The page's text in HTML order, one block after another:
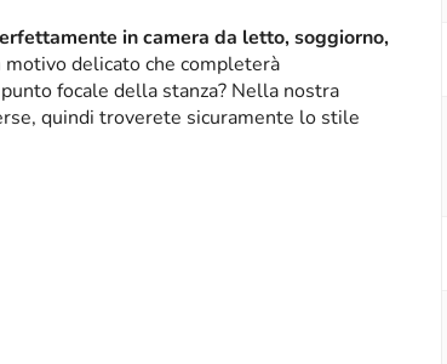
in camera da letto, soggiorno,
motivo delicato che completerà
focale della stanza? Nella nostra
quindi troverete sicuramente lo stile